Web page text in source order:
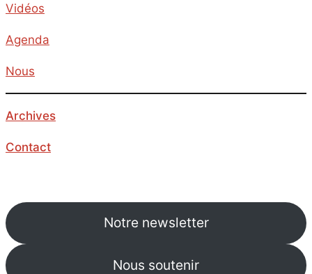
Vidéos
Agenda
Nous
Archives
Contact
Notre newsletter
Nous soutenir